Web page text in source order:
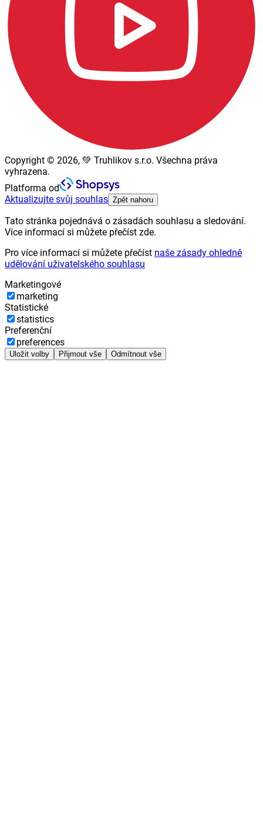
Copyright © 2026, 💚 Truhlikov s.r.o. Všechna práva
vyhrazena.
Platforma od
Aktualizujte svůj souhlas Zpět nahoru
Tato stránka pojednává o zásadách souhlasu a sledování.
Více informací si můžete přečíst zde.
Pro více informací si můžete přečíst naše zásady ohledně
udělování uživatelského souhlasu
Marketingové
marketing
Statistické
statistics
Preferenční
preferences
Uložit volby Přijmout vše Odmítnout vše